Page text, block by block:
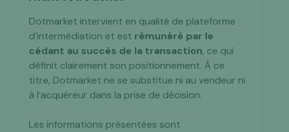
Dotmarket intervient en qualité de plateforme
d’intermédiation et est rémunéré par le
cédant au succès de la transaction, ce qui
définit clairement son positionnement. À ce
titre, Dotmarket ne se substitue ni au vendeur ni
à l’acquéreur dans la prise de décision.
Les informations présentées sont